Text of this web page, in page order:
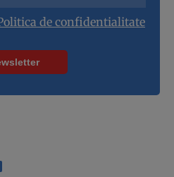
de confidentialitate